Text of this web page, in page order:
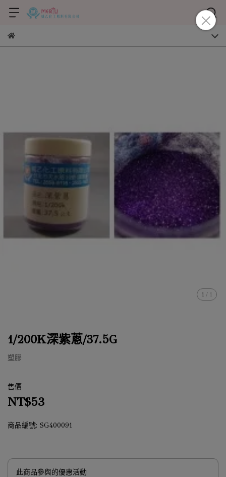
1 / 1
1/200K深紫蔥/37.5G
塑膠
售價
NT$53
商品編號: SG400091
此商品參與的優惠活動